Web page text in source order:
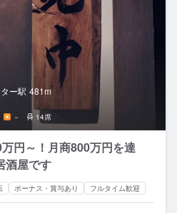
ー駅 481m
－ 14席
円～！月商800万円を達
屋です
ボーナス・賞与あり フルタイム歓迎